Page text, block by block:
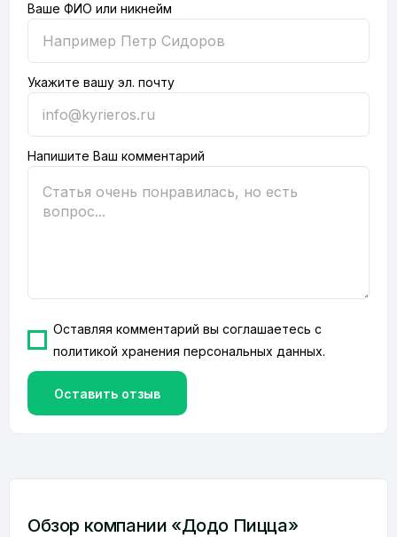
Ваше ФИО или никнейм
Укажите вашу эл. почту
Напишите Ваш комментарий
Оставляя комментарий вы соглашаетесь с
политикой хранения персональных данных.
Оставить отзыв
Обзор компании «Додо Пицца»